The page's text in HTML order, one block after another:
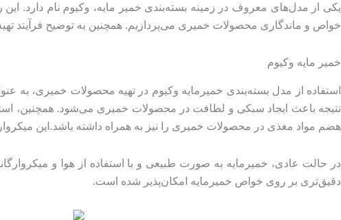
یکی از مدل‌های معروف در زمینه بسته‌بندی خمیر مایه، وکیوم نام دارد. این
خواص و ماندگاری محصولات خمیری می‌پردازیم. همچنین به توضیح فرآیند
خمیر مایه وکیوم
استفاده از مدل بسته‌بندی خمیرمایه وکیوم در تهیه محصولات خمیری، به
نتیجه باعث ایجاد سبکی و لطافت در محصولات خمیری می‌شود. همچنین،
هضم مواد مغذی در محصولات خمیری را نیز به همراه داشته باشد.این
در حالت عادی، خمیرمایه به صورت طبیعی و با استفاده از هوا و
دقیق‌تری بر روی خواص خمیرمایه امکان‌پذیر شده است.